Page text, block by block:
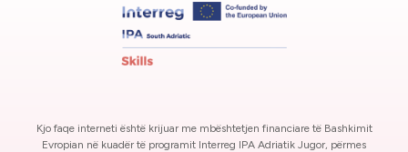
Kjo faqe interneti është krijuar me mbështetjen financiare të Bashkimit
Evropian në kuadër të programit Interreg IPA Adriatik Jugor, përmes